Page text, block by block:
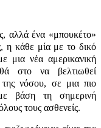
αλλά ένα «μπουκέτο»
η κάθε μία με το δικό
μια νέα αμερικανική
στο να βελτιωθεί
νόσου, σε μια πιο
βάση τη σημερινή
τους ασθενείς.